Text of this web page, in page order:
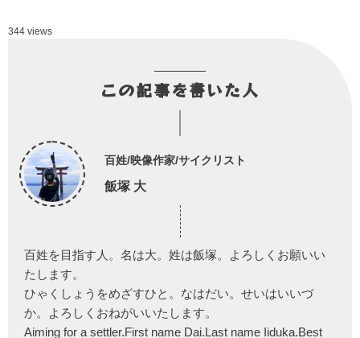
344 views
この記事を書いた人
百姓/映像作家/サイクリスト
飯塚 大
百姓を目指す人。名は大。姓は飯塚。よろしくお願いい
たします。
ひゃくしょうをめざすひと。なはだい。せいはいいづ
か。よろしくおねがいいたします。
Aiming for a settler.First name Dai.Last name Iiduka.Best